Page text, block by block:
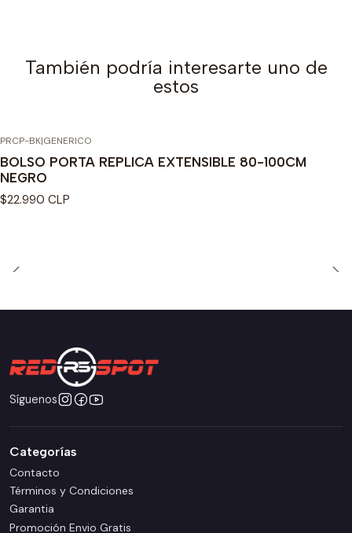
También podría interesarte uno de
estos
PRCP-BK|GENERICO
BOLSO PORTA REPLICA EXTENSIBLE 80-100CM
NEGRO
$22.990 CLP
Síguenos
Categorías
Contacto
Términos y Condiciones
Garantia
Promoción Envio Gratis